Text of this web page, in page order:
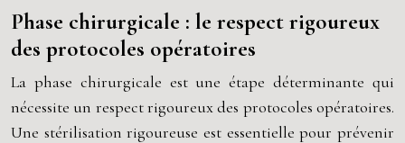
Phase chirurgicale : le respect rigoureux
des protocoles opératoires
La phase chirurgicale est une étape déterminante qui
nécessite un respect rigoureux des protocoles opératoires.
Une stérilisation rigoureuse est essentielle pour prévenir